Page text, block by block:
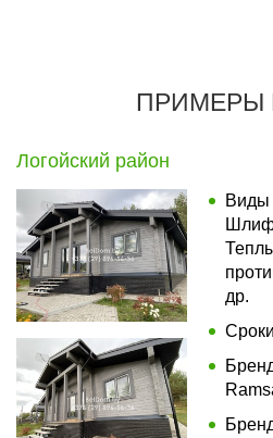
ПРИМЕРЫ
Логойский район
Виды
др.